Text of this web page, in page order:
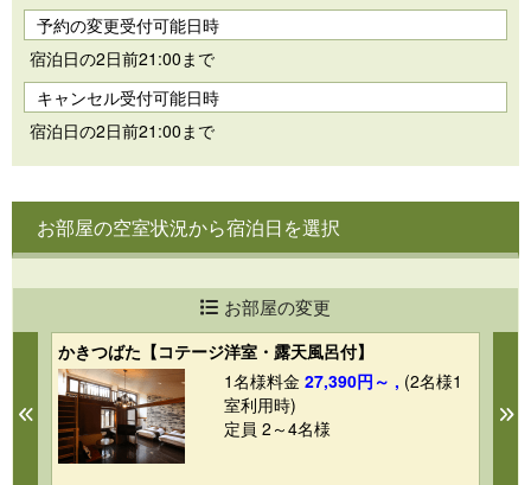
予約の変更受付可能日時
宿泊日の2日前21:00まで
キャンセル受付可能日時
宿泊日の2日前21:00まで
お部屋の空室状況から宿泊日を選択
お部屋の変更
Previous
かきつばた【コテージ洋室・露天風呂付】
1名様料金 27,390円～ , (2名様1
室利用時)
定員 2～4名様